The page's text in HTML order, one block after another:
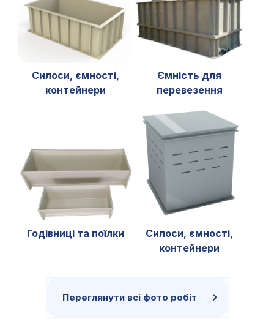
Силоси, ємності,
контейнери
Ємність для
перевезення
Годівниці та поїлки
Силоси, ємності,
контейнери
Переглянути всі фото робіт